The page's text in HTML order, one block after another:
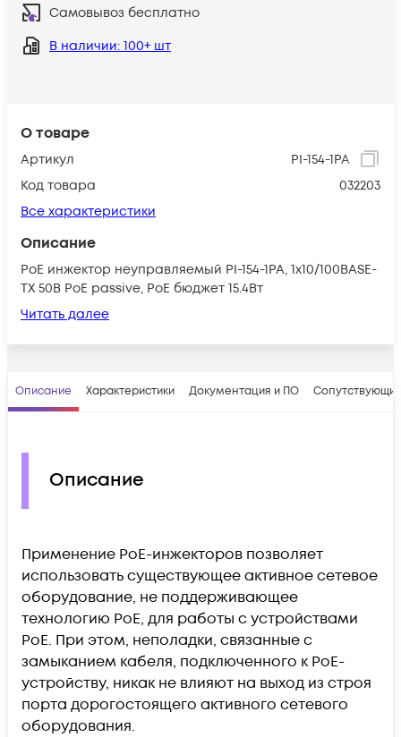
О товаре
Артикул
PI-154-1PA
Код товара
032203
Все характеристики
Описание
PoE инжектор неуправляемый PI-154-1PA, 1x10/100BASE-
TX 50В PoE passive, PoE бюджет 15.4Вт
Читать далее
Самовывоз бесплатно
В наличии: 100+ шт
Описание Характеристики Документация и ПО
Описание
Применение PoE-инжекторов позволяет
использовать существующее активное сетевое
оборудование, не поддерживающее
технологию PoE, для работы с устройствами
PoE. При этом, неполадки, связанные с
замыканием кабеля, подключенного к PoE-
устройству, никак не влияют на выход из строя
порта дорогостоящего активного сетевого
оборудования.